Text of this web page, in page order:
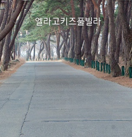
엘라고키즈풀빌라